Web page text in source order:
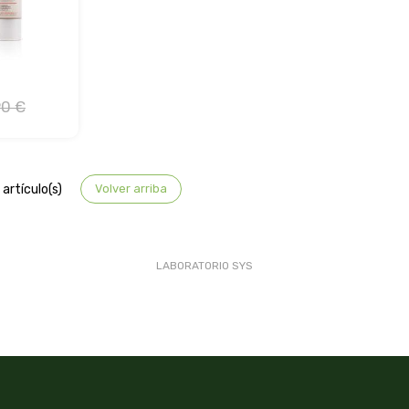
LABORATORIO SYS
€
artículo(s) Volver arriba